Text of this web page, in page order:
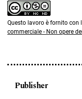
Questo lavoro è fornito con
commerciale - Non opere
Publisher